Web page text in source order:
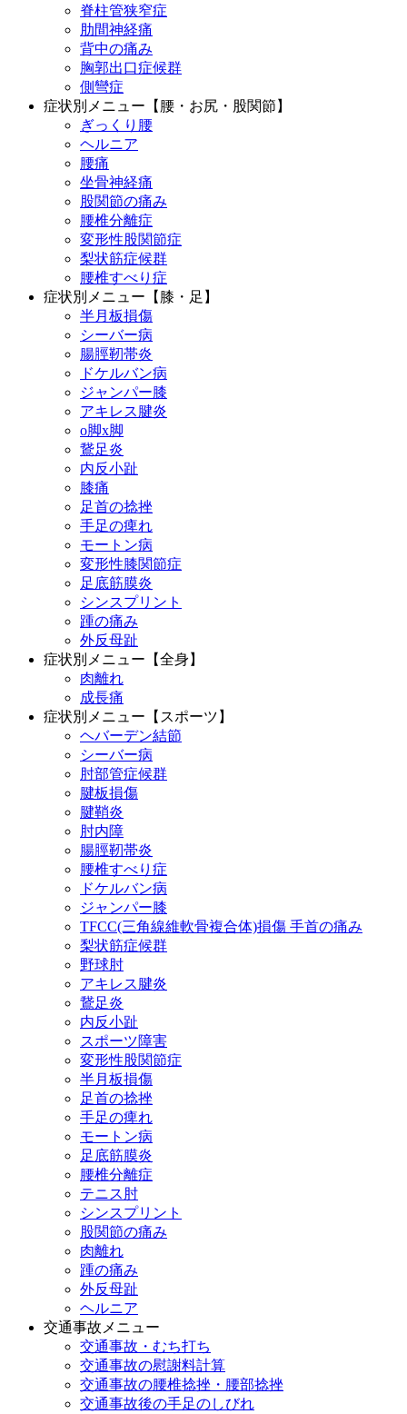
脊柱管狭窄症
肋間神経痛
背中の痛み
胸郭出口症候群
側彎症
症状別メニュー【腰・お尻・股関節】
ぎっくり腰
ヘルニア
腰痛
坐骨神経痛
股関節の痛み
腰椎分離症
変形性股関節症
梨状筋症候群
腰椎すべり症
症状別メニュー【膝・足】
半月板損傷
シーバー病
腸脛靭帯炎
ドケルバン病
ジャンパー膝
アキレス腱炎
o脚x脚
鵞足炎
内反小趾
膝痛
足首の捻挫
手足の痺れ
モートン病
変形性膝関節症
足底筋膜炎
シンスプリント
踵の痛み
外反母趾
症状別メニュー【全身】
肉離れ
成長痛
症状別メニュー【スポーツ】
ヘバーデン結節
シーバー病
肘部管症候群
腱板損傷
腱鞘炎
肘内障
腸脛靭帯炎
腰椎すべり症
ドケルバン病
ジャンパー膝
TFCC(三角線維軟骨複合体)損傷 手首の痛み
梨状筋症候群
野球肘
アキレス腱炎
鵞足炎
内反小趾
スポーツ障害
変形性股関節症
半月板損傷
足首の捻挫
手足の痺れ
モートン病
足底筋膜炎
腰椎分離症
テニス肘
シンスプリント
股関節の痛み
肉離れ
踵の痛み
外反母趾
ヘルニア
交通事故メニュー
交通事故・むち打ち
交通事故の慰謝料計算
交通事故の腰椎捻挫・腰部捻挫
交通事故後の手足のしびれ